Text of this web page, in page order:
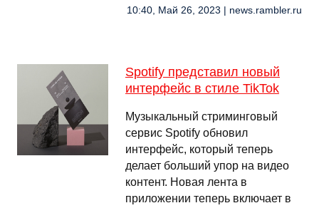
10:40, Май 26, 2023 | news.rambler.ru
Spotify представил новый
интерфейс в стиле TikTok
Музыкальный стриминговый
сервис Spotify обновил
интерфейс, который теперь
делает больший упор на видео
контент. Новая лента в
приложении теперь включает в